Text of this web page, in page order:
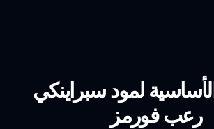
لمود سبراينكي
رعب فورمز